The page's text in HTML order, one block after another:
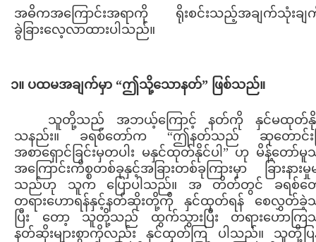
အဓိကအကြောင်းအရာကို ရိုးစင်းသည့်အချက်သုံးချက်
ခွဲခြားလေ့လာထားပါသည်။
၁။ ပထမအချက်မှာ “ဤသို့သောနတ်” ဖြစ်သည်။
သူတို့သည် အဘယ့်ကြောင့် နတ်ကို နှင်မထုတ်နို
သနည်း။ ခရစ်တော်က “ဤနတ်သည် ဆုတောင်းခြ
အစာရှောင်ခြင်းမှတပါး မနှင်ထုတ်နိုင်ပါ” ဟု မိန့်တော်
အကြောင်းကိစ္စတစ်ခုနှင့်အခြားတစ်ခုကြားမှာ ခြားနားမှုမ
သည်ဟု သူက ပြောပါသည်။ အ တိတ်တွင် ခရစ်တ
တရားဟောရန်နှင့်နတ်ဆိုးတို့ကို နှင်ထုတ်ရန် စေလွှတ်ခဲ့
ပြီး တော့ သူတို့သည် ထွက်သွားပြီး တရားဟောကြ
နတ်ဆိုးများစွာကိုလည်း နှင်ထုတ်ကြ ပါသည်။ သူတို့ပြ